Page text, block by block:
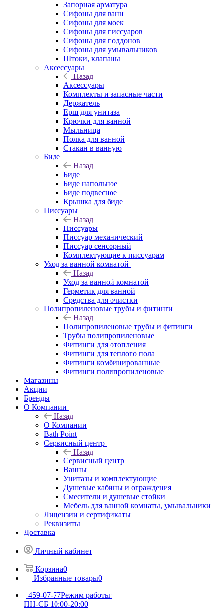
Запорная арматура
Сифоны для ванн
Сифоны для моек
Сифоны для писсуаров
Сифоны для поддонов
Сифоны для умывальников
Штоки, клапаны
Аксессуары
Назад
Аксессуары
Комплекты и запасные части
Держатель
Ерш для унитаза
Крючки для ванной
Мыльница
Полка для ванной
Стакан в ванную
Биде
Назад
Биде
Биде напольное
Биде подвесное
Крышка для биде
Писсуары
Назад
Писсуары
Писсуар механический
Писсуар сенсорный
Комплектующие к писсуарам
Уход за ванной комнатой
Назад
Уход за ванной комнатой
Герметик для ванной
Средства для очистки
Полипропиленовые трубы и фитинги
Назад
Полипропиленовые трубы и фитинги
Трубы полипропиленовые
Фитинги для отопления
Фитинги для теплого пола
Фитинги комбинированные
Фитинги полипропиленовые
Магазины
Акции
Бренды
О Компании
Назад
О Компании
Bath Point
Сервисный центр
Назад
Сервисный центр
Ванны
Унитазы и комплектующие
Душевые кабины и ограждения
Смесители и душевые стойки
Мебель для ванной комнаты, умывальники
Лицензии и сертификаты
Реквизиты
Доставка
Личный кабинет
Корзина0
Избранные товары0
459-07-77Режим работы:
ПН-СБ 10:00-20:00